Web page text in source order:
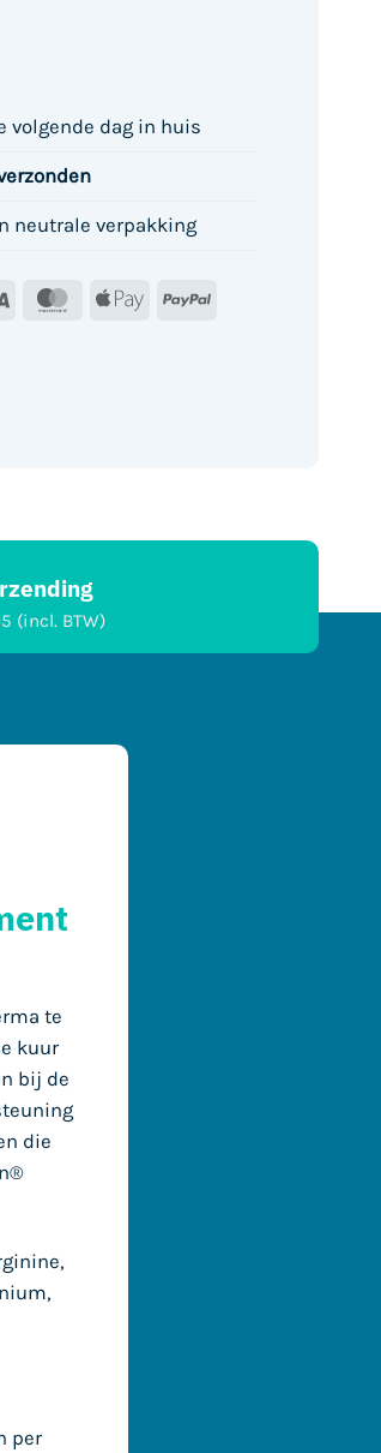
volgende dag in huis
neutrale verpakking
Visa MasterCard
Apple
PayPal
(incl. BTW)
te
kuur
bij de
die
per